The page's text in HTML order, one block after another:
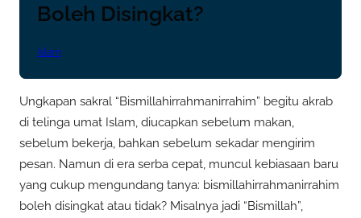
Boleh Disingkat?
Islam
Ungkapan sakral “Bismillahirrahmanirrahim” begitu akrab
di telinga umat Islam, diucapkan sebelum makan,
sebelum bekerja, bahkan sebelum sekadar mengirim
pesan. Namun di era serba cepat, muncul kebiasaan baru
yang cukup mengundang tanya: bismillahirrahmanirrahim
boleh disingkat atau tidak? Misalnya jadi “Bismillah”,